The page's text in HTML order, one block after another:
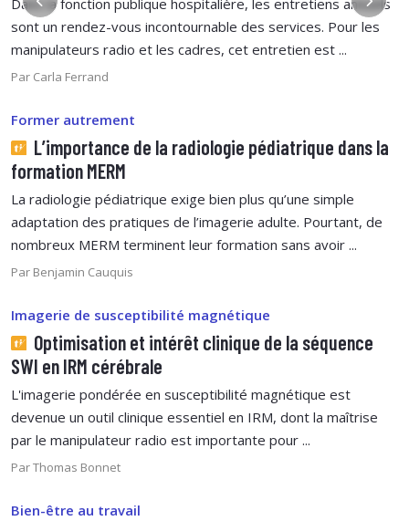
sont un rendez-vous incontournable des services. Pour les
manipulateurs radio et les cadres, cet entretien est ...
Par Carla Ferrand
Former autrement
L’importance de la radiologie pédiatrique dans la
formation MERM
La radiologie pédiatrique exige bien plus qu’une simple
adaptation des pratiques de l’imagerie adulte. Pourtant, de
nombreux MERM terminent leur formation sans avoir ...
Par Benjamin Cauquis
Imagerie de susceptibilité magnétique
Optimisation et intérêt clinique de la séquence
SWI en IRM cérébrale
L'imagerie pondérée en susceptibilité magnétique est
devenue un outil clinique essentiel en IRM, dont la maîtrise
par le manipulateur radio est importante pour ...
Par Thomas Bonnet
Bien-être au travail